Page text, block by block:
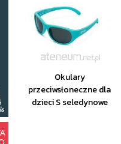
Okulary
przeciwsłoneczne dla
dzieci S seledynowe